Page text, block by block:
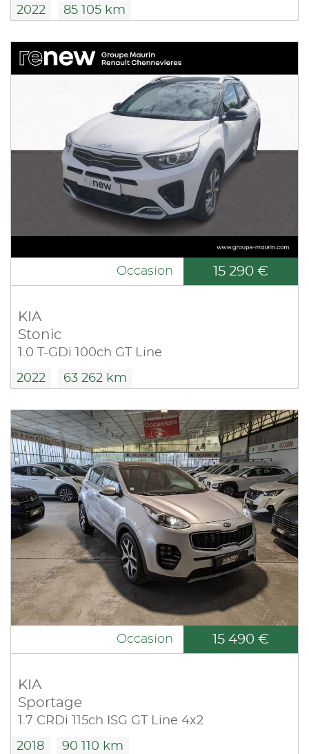
2022 85 105 km
Occasion 15 290 €
KIA
Stonic
1.0 T-GDi 100ch GT Line
2022 63 262 km
Occasion 15 490 €
KIA
Sportage
1.7 CRDi 115ch ISG GT Line 4x2
2018 90 110 km